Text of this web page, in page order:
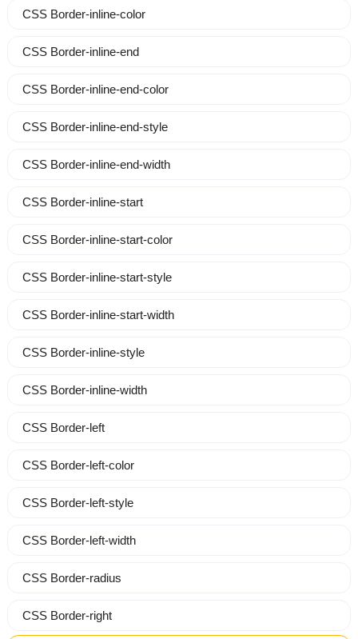
CSS Border-inline-color
CSS Border-inline-end
CSS Border-inline-end-color
CSS Border-inline-end-style
CSS Border-inline-end-width
CSS Border-inline-start
CSS Border-inline-start-color
CSS Border-inline-start-style
CSS Border-inline-start-width
CSS Border-inline-style
CSS Border-inline-width
CSS Border-left
CSS Border-left-color
CSS Border-left-style
CSS Border-left-width
CSS Border-radius
CSS Border-right